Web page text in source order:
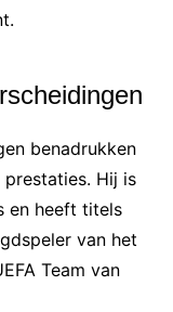
benadrukken
Hij is
en heeft titels
van het
Team van